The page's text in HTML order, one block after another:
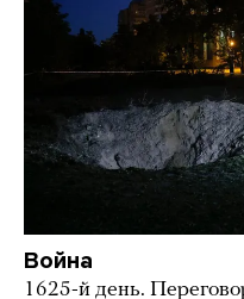
Война
1625-й день.